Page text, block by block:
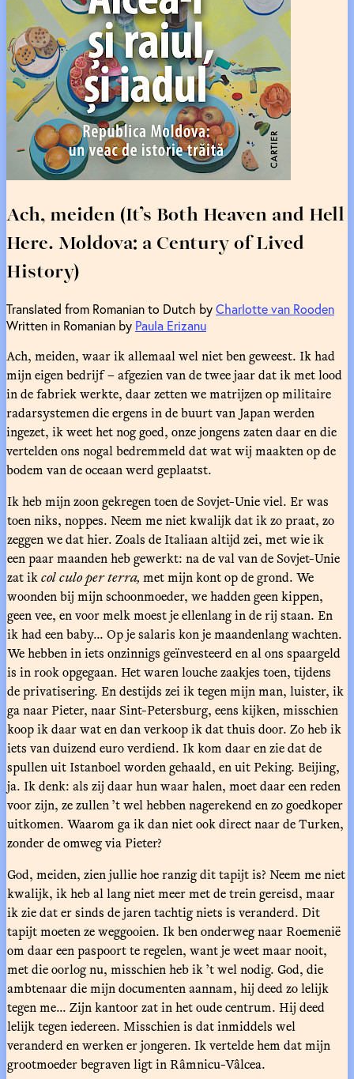
Ach, meiden (It’s Both Heaven and Hell
Here. Moldova: a Century of Lived
History)
Translated from Romanian to Dutch byCharlotte van Rooden
Written in Romanian by Paula Erizanu
Ach, meiden, waar ik allemaal wel niet ben geweest. Ik had
mijn eigen bedrijf – afgezien van de twee jaar dat ik met lood
in de fabriek werkte, daar zetten we matrijzen op militaire
radarsystemen die ergens in de buurt van Japan werden
ingezet, ik weet het nog goed, onze jongens zaten daar en die
vertelden ons nogal bedremmeld dat wat wij maakten op de
bodem van de oceaan werd geplaatst.
Ik heb mijn zoon gekregen toen de Sovjet-Unie viel. Er was
toen niks, noppes. Neem me niet kwalijk dat ik zo praat, zo
zeggen we dat hier. Zoals de Italiaan altijd zei, met wie ik
een paar maanden heb gewerkt: na de val van de Sovjet-Unie
zat ikcol culo per terra, met mijn kont op de grond. We
woonden bij mijn schoonmoeder, we hadden geen kippen,
geen vee, en voor melk moest je ellenlang in de rij staan. En
ik had een baby... Op je salaris kon je maandenlang wachten.
We hebben in iets onzinnigs geïnvesteerd en al ons spaargeld
is in rook opgegaan. Het waren louche zaakjes toen, tijdens
de privatisering. En destijds zei ik tegen mijn man, luister, ik
ga naar Pieter, naar Sint-Petersburg, eens kijken, misschien
koop ik daar wat en dan verkoop ik dat thuis door. Zo heb ik
iets van duizend euro verdiend. Ik kom daar en zie dat de
spullen uit Istanboel worden gehaald, en uit Peking. Beijing,
ja. Ik denk: als zij daar hun waar halen, moet daar een reden
voor zijn, ze zullen ’t wel hebben nagerekend en zo goedkoper
uitkomen. Waarom ga ik dan niet ook direct naar de Turken,
zonder de omweg via Pieter?
God, meiden, zien jullie hoe ranzig dit tapijt is? Neem me niet
kwalijk, ik heb al lang niet meer met de trein gereisd, maar
ik zie dat er sinds de jaren tachtig niets is veranderd. Dit
tapijt moeten ze weggooien. Ik ben onderweg naar Roemenië
om daar een paspoort te regelen, want je weet maar nooit,
met die oorlog nu, misschien heb ik ’t wel nodig. God, die
ambtenaar die mijn documenten aannam, hij deed zo lelijk
tegen me... Zijn kantoor zat in het oude centrum. Hij deed
lelijk tegen iedereen. Misschien is dat inmiddels wel
veranderd en werken er jongeren. Ik vertelde hem dat mijn
grootmoeder begraven ligt in Râmnicu-Vâlcea.